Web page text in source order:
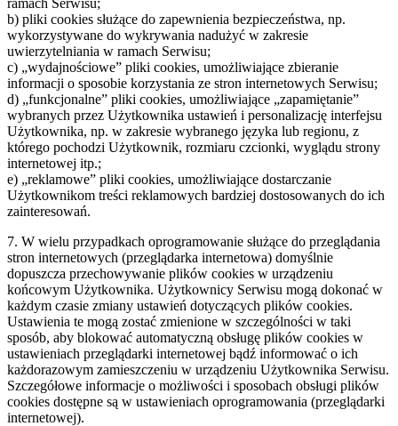
b) pliki cookies służące do zapewnienia bezpieczeństwa, np.
wykorzystywane do wykrywania nadużyć w zakresie
uwierzytelniania w ramach Serwisu;
c) „wydajnościowe” pliki cookies, umożliwiające zbieranie
informacji o sposobie korzystania ze stron internetowych Serwisu;
d) „funkcjonalne” pliki cookies, umożliwiające „zapamiętanie”
wybranych przez Użytkownika ustawień i personalizację interfejsu
Użytkownika, np. w zakresie wybranego języka lub regionu, z
którego pochodzi Użytkownik, rozmiaru czcionki, wyglądu strony
internetowej itp.;
e) „reklamowe” pliki cookies, umożliwiające dostarczanie
Użytkownikom treści reklamowych bardziej dostosowanych do ich
zainteresowań.
7. W wielu przypadkach oprogramowanie służące do przeglądania
stron internetowych (przeglądarka internetowa) domyślnie
dopuszcza przechowywanie plików cookies w urządzeniu
końcowym Użytkownika. Użytkownicy Serwisu mogą dokonać w
każdym czasie zmiany ustawień dotyczących plików cookies.
Ustawienia te mogą zostać zmienione w szczególności w taki
sposób, aby blokować automatyczną obsługę plików cookies w
ustawieniach przeglądarki internetowej bądź informować o ich
każdorazowym zamieszczeniu w urządzeniu Użytkownika Serwisu.
Szczegółowe informacje o możliwości i sposobach obsługi plików
cookies dostępne są w ustawieniach oprogramowania (przeglądarki
internetowej).